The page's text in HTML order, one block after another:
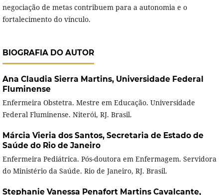
negociação de metas contribuem para a autonomia e o
fortalecimento do vínculo.
BIOGRAFIA DO AUTOR
Ana Claudia Sierra Martins, Universidade Federal
Fluminense
Enfermeira Obstetra. Mestre em Educação. Universidade
Federal Fluminense. Niterói, RJ. Brasil.
Márcia Vieria dos Santos, Secretaria de Estado de
Saúde do Rio de Janeiro
Enfermeira Pediátrica. Pós-doutora em Enfermagem. Servidora
do Ministério da Saúde. Rio de Janeiro, RJ. Brasil.
Stephanie Vanessa Penafort Martins Cavalcante,